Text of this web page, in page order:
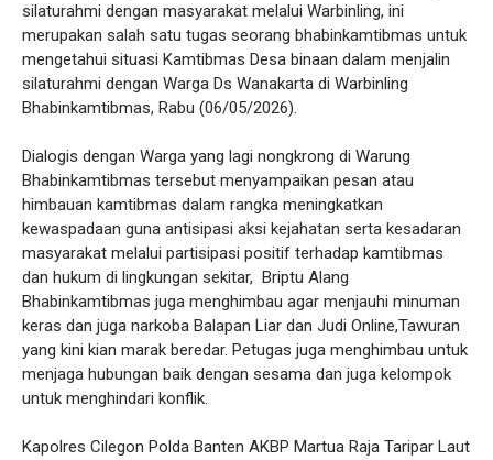
silaturahmi dengan masyarakat melalui Warbinling, ini
merupakan salah satu tugas seorang bhabinkamtibmas untuk
mengetahui situasi Kamtibmas Desa binaan dalam menjalin
silaturahmi dengan Warga Ds Wanakarta di Warbinling
Bhabinkamtibmas, Rabu (06/05/2026).
Dialogis dengan Warga yang lagi nongkrong di Warung
Bhabinkamtibmas tersebut menyampaikan pesan atau
himbauan kamtibmas dalam rangka meningkatkan
kewaspadaan guna antisipasi aksi kejahatan serta kesadaran
masyarakat melalui partisipasi positif terhadap kamtibmas
dan hukum di lingkungan sekitar, Briptu Alang
Bhabinkamtibmas juga menghimbau agar menjauhi minuman
keras dan juga narkoba Balapan Liar dan Judi Online,Tawuran
yang kini kian marak beredar. Petugas juga menghimbau untuk
menjaga hubungan baik dengan sesama dan juga kelompok
untuk menghindari konflik.
Kapolres Cilegon Polda Banten AKBP Martua Raja Taripar Laut